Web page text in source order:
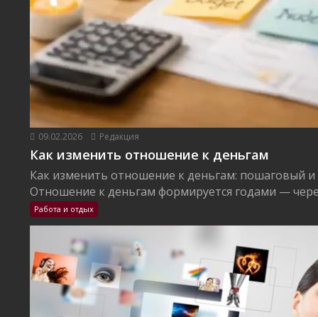
09.02.2026 Редакция
Как изменить отношение к деньгам
Как изменить отношение к деньгам: пошаговый
Отношение к деньгам формируется годами —
Работа и отдых